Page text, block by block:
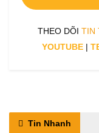
THEO DÕI TIN
YOUTUBE |
Tin Nhanh